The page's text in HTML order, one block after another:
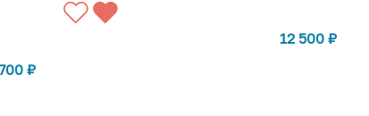
₽
СООБЩИТЬ О ПОСТУПЛЕНИИ
12 500 ₽